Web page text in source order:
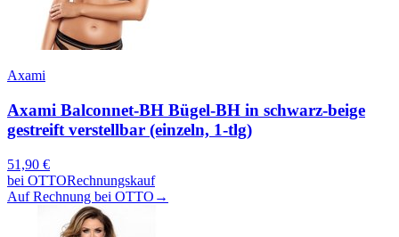
Axami
Axami Balconnet-BH Bügel-BH in schwarz-beige
gestreift verstellbar (einzeln, 1-tlg)
51,90 €
bei OTTORechnungskauf
Auf Rechnung bei OTTO →